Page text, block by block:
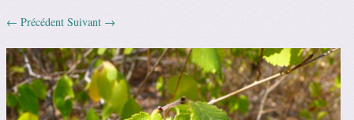
← Précédent Suivant →